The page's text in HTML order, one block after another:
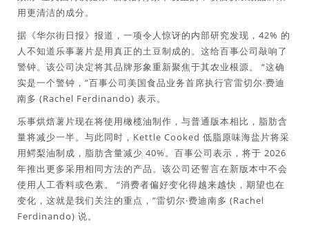
用更清洁的成分。
据《华尔街日报》报道，一项令人惊讶的内部研究发现，42% 的
人不知道乐事薯片是用真正的土豆制成的。这给百事公司敲响了
警钟。该公司决定将其品牌形象重新聚焦于其农业根源。 “这确
实是一个警钟，”百事公司美国食品业务首席执行官雷切尔·费迪
南多 (Rachel Ferdinando) 表示。
乐事烘焙薯片现在将使用橄榄油制作，与普通版本相比，脂肪含
量将减少一半。与此同时，Kettle Cooked 低脂原味海盐片将采
用鳄梨油制成，脂肪含量减少 40%。百事公司表示，将于 2026
年推出更多采用相同方法的产品。该公司还誓言在新版本中不会
使用人工香料或色素。 “消费者偏好变化得越来越快，期望也在
变化，这就是我们关注的重点，”雷切尔·费迪南多 (Rachel
Ferdinando) 说。